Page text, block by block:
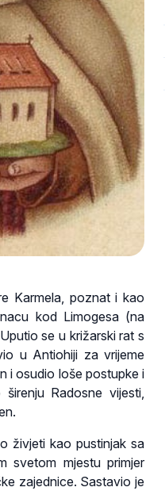
Karmela, poznat i kao
kod Limogesa (na
se u križarski rat s
u Antiohiji za vrijeme
i osudio loše postupke i
Radosne vijesti,
živjeti kao pustinjak sa
svetom mjestu primjer
zajednice. Sastavio je